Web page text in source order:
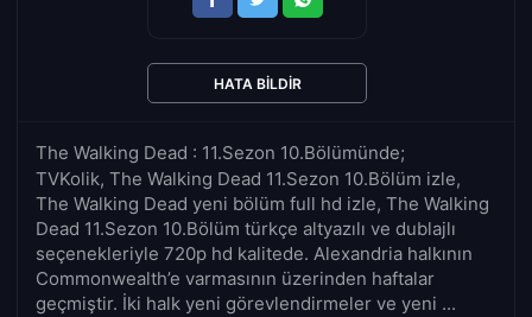
The Walking Dead : 11.Sezon 10.Bölümünde;
TVKolik, The Walking Dead 11.Sezon 10.Bölüm izle,
The Walking Dead yeni bölüm full hd izle, The Walking
Dead 11.Sezon 10.Bölüm türkçe altyazılı ve dublajlı
seçenekleriyle 720p hd kalitede. Alexandria halkının
Commonwealth’e varmasının üzerinden haftalar
geçmiştir. İki halk yeni görevlendirmeler ve yeni ...
HATA BILDIR